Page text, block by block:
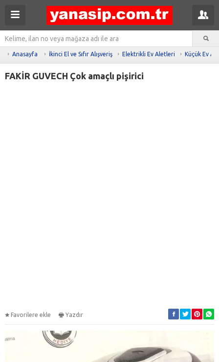
Anasayfa İkinci El ve Sıfır Alışveriş Elektrikli Ev Aletleri Küçük Ev
FAKİR GUVECH Çok amaçlı pişirici
Favorilere ekle Yazdır